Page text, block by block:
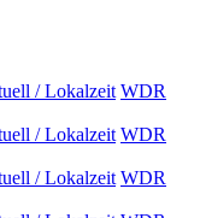
/ Lokalzeit WDR
/ Lokalzeit WDR
/ Lokalzeit WDR